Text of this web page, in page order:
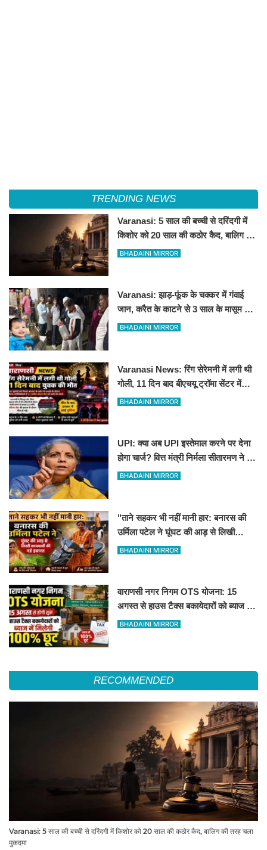
TRENDING NEWS
Varanasi: 5 साल की बच्ची से दरिंदगी में
किशोर को 20 साल की कठोर कैद, बालिग की
तरह चला मुकदमा
BHADAINI MIRROR
Varanasi: झाड़-फूंक के चक्कर में गंवाई
जान, करैत के काटने से 3 साल के मासूम की
मौत
BHADAINI MIRROR
Varanasi News: रिंग सेरेमनी में लगी थी
गोली, 11 दिन बाद बीएचयू ट्रॉमा सेंटर में
युवक की मौत
BHADAINI MIRROR
UPI: क्या अब UPI इस्तेमाल करने पर देना
होगा चार्ज? वित्त मंत्री निर्मला सीतारमण ने दी
सफाई
BHADAINI MIRROR
"ताने सहकर भी नहीं मानी हार: बनारस की
उर्मिला पटेल ने घूंघट की आड़ से लिखी
कामयाबी की नई इबारत"
BHADAINI MIRROR
वाराणसी नगर निगम OTS योजना: 15
अगस्त से हाउस टैक्स बकायेदारों को ब्याज में
मिलेगी 100% छूट
BHADAINI MIRROR
RECOMMENDED
Varanasi: 5 साल की बच्ची से दरिंदगी में किशोर को 20 साल की कठोर कैद, बालिग की तरह चला
मुकदमा